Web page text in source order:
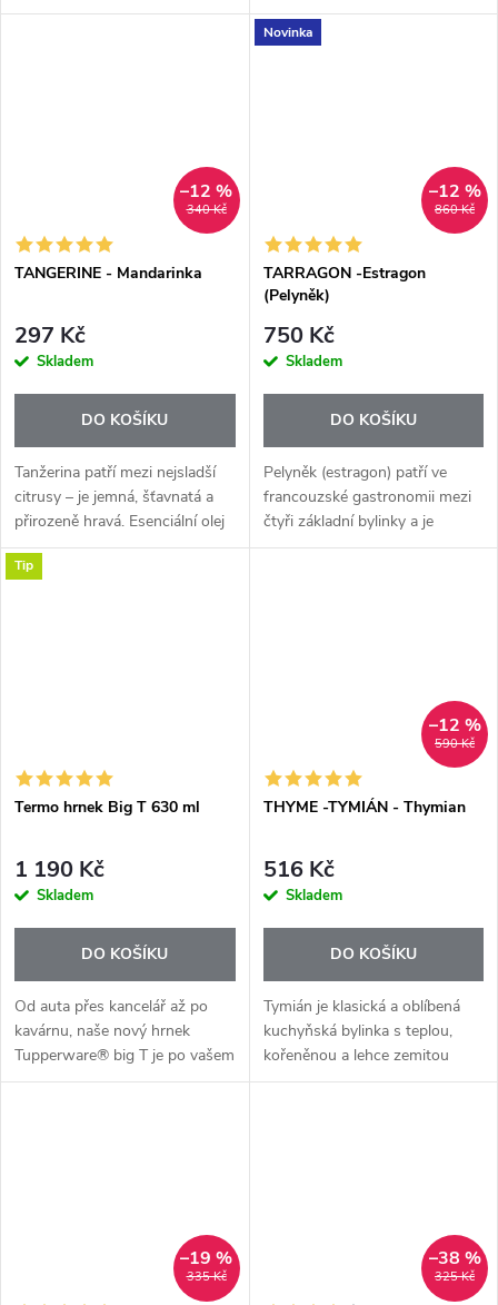
domácích tagliatelle ze zeleniny.
roztomilý ultrazvukový aroma
difuzér, který zároveň funguje
340 Kč
–12 %
TANGERINE - Mandarinka
297 Kč
Skladem
DO KOŠÍKU
Tanžerina patří mezi nejsladší
citrusy – je jemná, šťavnatá a
přirozeně hravá. Esenciální olej
Tangerine+ nabízí tuto typickou
mandarinkovou chuť v
Novinka
860 Kč
–12 %
TARRAGON -Estragon
(Pelyněk)
750 Kč
Skladem
DO KOŠÍKU
Pelyněk (estragon) patří ve
francouzské gastronomii mezi
čtyři základní bylinky a je
ceněný pro svou výraznou,
Tip
Termo hrnek Big T 630 ml
1 190 Kč
Skladem
DO KOŠÍKU
Od auta přes kancelář až po
kavárnu, naše nový hrnek
Tupperware® big T je po vašem
boku, aby byl váš šálek plný.
590 Kč
–12 %
THYME -TYMIÁN - Thymian
516 Kč
Skladem
DO KOŠÍKU
Tymián je klasická a oblíbená
kuchyňská bylinka s teplou,
kořeněnou a lehce zemitou
chutí. Esenciální olej Thyme+
335 Kč
–19 %
325 Kč
–38 %